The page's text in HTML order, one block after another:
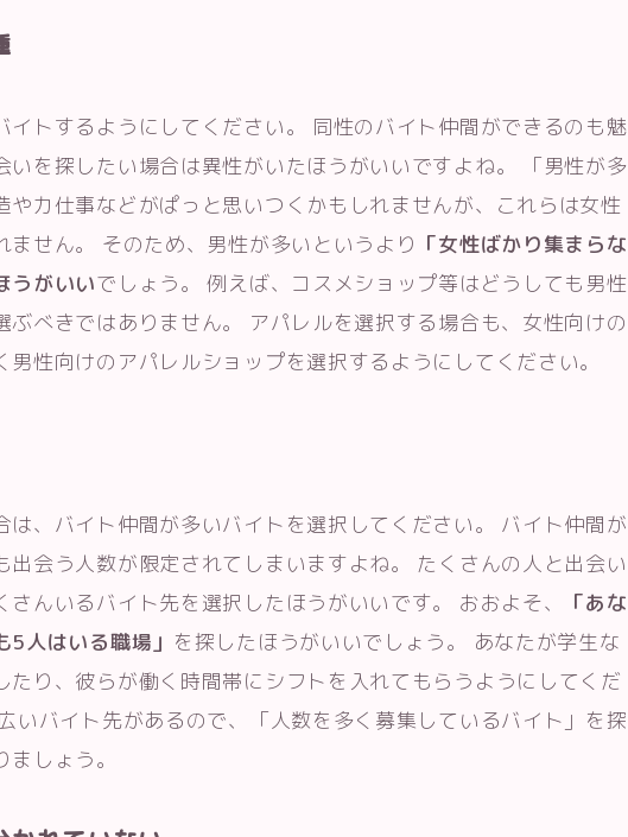
イトするようにしてください。 同性のバイト仲間ができるのも魅
いを探したい場合は異性がいたほうがいいですよね。 「男性が多
や力仕事などがぱっと思いつくかもしれませんが、これらは女性
ません。 そのため、男性が多いというより 「女性ばかり集まらな
うがいいでしょう。 例えば、コスメショップ等はどうしても男性
ぶべきではありません。 アパレルを選択する場合も、女性向けの
性向けのアパレルショップを選択するようにしてください。
は、バイト仲間が多いバイトを選択してください。 バイト仲間が
出会う人数が限定されてしまいますよね。 たくさんの人と出会い
んいるバイト先を選択したほうがいいです。 おおよそ、
「あな
人はいる職場」 を探したほうがいいでしょう。 あなたが学生な
たり、彼らが働く時間帯にシフトを入れてもらうようにしてくだ
いバイト先があるので、「人数を多く募集しているバイト」を探
しょう。